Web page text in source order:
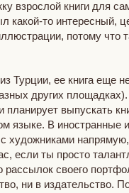
взрослой книги для
какой-то интересный,
потому что
ее книга еще
других
планирует выпускать
языке. В иностранные
напрямую,
если ты просто
своего
ни в издательство.